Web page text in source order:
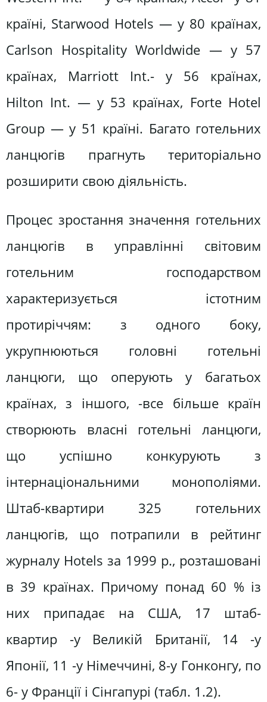
країні, Starwood Hotels — у 80 країнах,
Carlson Hospitality Worldwide — у 57
країнах, Marriott Int.- у 56 країнах,
Hilton Int. — у 53 країнах, Forte Hotel
Group — y 51 країні. Багато готельних
ланцюгів прагнуть територіально
розширити свою діяльність.
Процес зростання значення готельних
ланцюгів в управлінні світовим
готельним господарством
характеризується істотним
протиріччям: з одного боку,
укрупнюються головні готельні
ланцюги, що оперують у багатьох
країнах, з іншого, -все більше країн
створюють власні готельні ланцюги,
що успішно конкурують з
інтернаціональними монополіями.
Штаб-квартири 325 готельних
ланцюгів, що потрапили в рейтинг
журналу Hotels за 1999 p., розташовані
в 39 країнах. Причому понад 60 % із
них припадає на США, 17 штаб-
квартир -у Великій Британії, 14 -у
Японії, 11 -у Німеччині, 8-у Гонконгу, по
6- у Франції і Сінгапурі (табл. 1.2).